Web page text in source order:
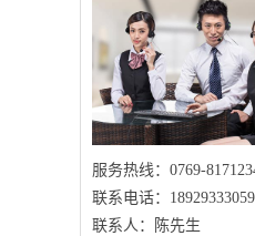
服务热线：0769-
联系电话：18929333059
联系人：陈先生